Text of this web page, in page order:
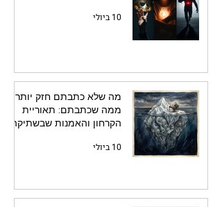
10 ביולי
מה שלא כתבתם חזק יותר
ממה שכתבתם: תאוריית
הקרחון והאמנות שבשתיקה
10 ביולי